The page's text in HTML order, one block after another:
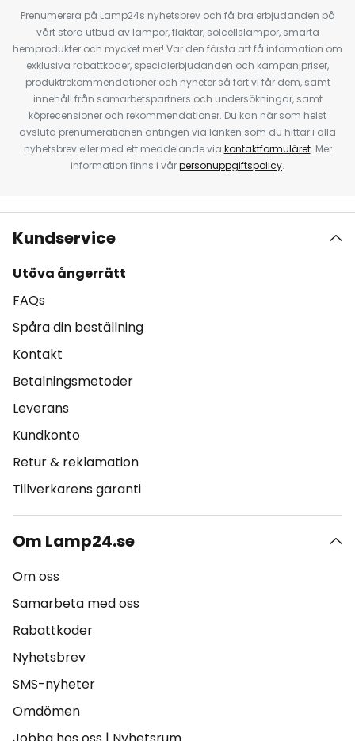
Prenumerera på Lamp24s nyhetsbrev och få bra erbjudanden på
vårt stora utbud av lampor, fläktar, solcellslampor, smarta
hemprodukter och mycket mer! Var den första att få information om
exklusiva rabattkoder, specialerbjudanden och kampanjpriser,
produktrekommendationer och nyheter så fort vi får dem, samt
innehåll från samarbetspartners och undersökningar, samt
köprecensioner och rekommendationer. Du kan när som helst
avsluta prenumerationen antingen via länken som du hittar i alla
nyhetsbrev eller med ett meddelande via kontaktformuläret. Mer
information finns i vårpersonuppgiftspolicy.
Kundservice
Utöva ångerrätt
FAQs
Spåra din beställning
Kontakt
Betalningsmetoder
Leverans
Kundkonto
Retur & reklamation
Tillverkarens garanti
Om Lamp24.se
Om oss
Samarbeta med oss
Rabattkoder
Nyhetsbrev
SMS-nyheter
Omdömen